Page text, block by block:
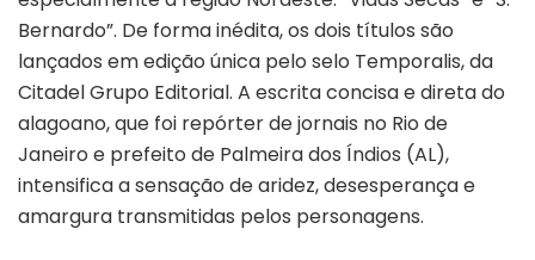
Bernardo”. De forma inédita, os dois títulos são
lançados em edição única pelo selo Temporalis, da
Citadel Grupo Editorial. A escrita concisa e direta do
alagoano, que foi repórter de jornais no Rio de
Janeiro e prefeito de Palmeira dos Índios (AL),
intensifica a sensação de aridez, desesperança e
amargura transmitidas pelos personagens.